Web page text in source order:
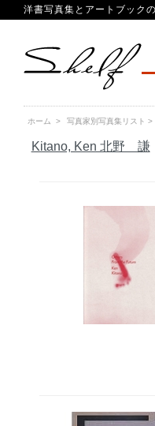
洋書写真集とアートブック
ホーム > 写真家別写真集リスト >
Kitano, Ken 北野 謙